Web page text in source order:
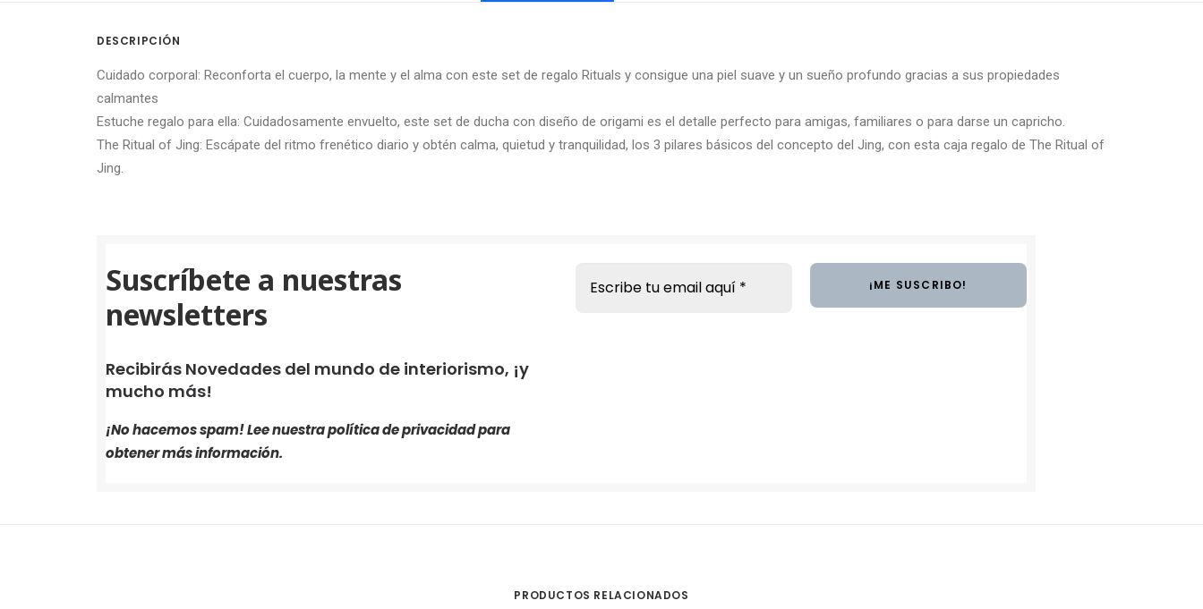
DESCRIPCIÓN
Cuidado corporal: Reconforta el cuerpo, la mente y el alma con este set de regalo Rituals y consigue una piel suave y un sueño profundo gracias a sus propiedades
calmantes
Estuche regalo para ella: Cuidadosamente envuelto, este set de ducha con diseño de origami es el detalle perfecto para amigas, familiares o para darse un capricho.
The Ritual of Jing: Escápate del ritmo frenético diario y obtén calma, quietud y tranquilidad, los 3 pilares básicos del concepto del Jing, con esta caja regalo de The Ritual of
Jing.
Suscríbete a nuestras
newsletters
Recibirás Novedades del mundo de interiorismo, ¡y
mucho más!
¡No hacemos spam! Lee nuestrapolítica de privacidadpara
obtener más información.
PRODUCTOS RELACIONADOS